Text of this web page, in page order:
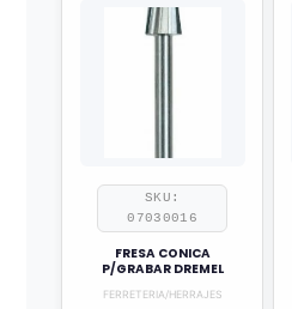
SKU:
07030016
FRESA CONICA
P/GRABAR DREMEL
FERRETERIA/HERRAJES